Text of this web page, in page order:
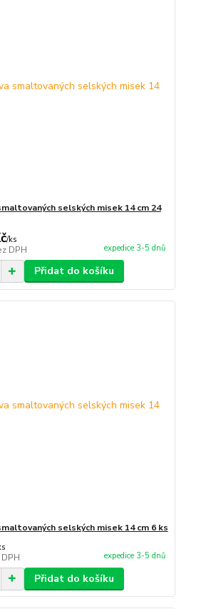
selských misek 14 cm 24
/ks
DPH expedice 3-5 dnů
Přidat do košíku
selských misek 14 cm 6 ks
expedice 3-5 dnů
Přidat do košíku